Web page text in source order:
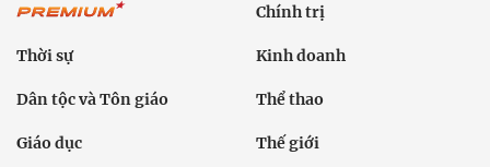
Chính trị
Thời sự Kinh doanh
Dân tộc và Tôn giáo Thể thao
Giáo dục Thế giới